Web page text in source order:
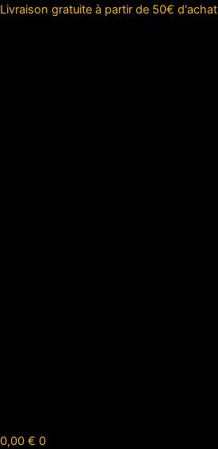
Aller
Livraison gratuite à partir de 50€ d'achat
0,00 € 0